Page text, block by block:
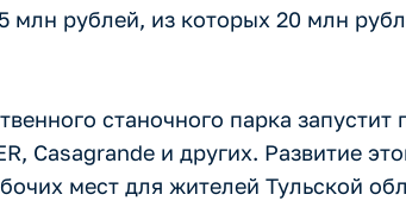
млн рублей, из которых 20 млн
станочного парка запустит
Casagrande и других. Развитие
мест для жителей Тульской